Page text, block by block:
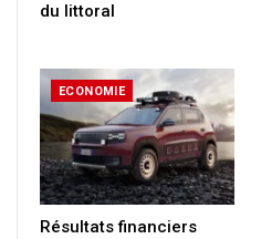
du littoral
ECONOMIE
Résultats financiers